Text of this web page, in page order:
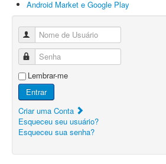
Android Market e Google Play
Nome de Usuário
Senha
Lembrar-me
Entrar
Criar uma Conta
Esqueceu seu usuário?
Esqueceu sua senha?